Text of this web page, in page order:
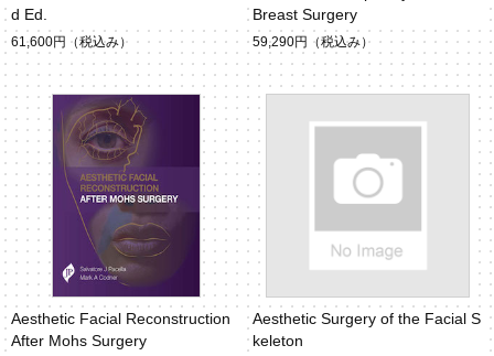
d Ed.
61,600円 （税込み）
Breast Surgery
59,290円 （税込み）
Aesthetic Facial Reconstruction
After Mohs Surgery
Aesthetic Surgery of the Facial S
keleton